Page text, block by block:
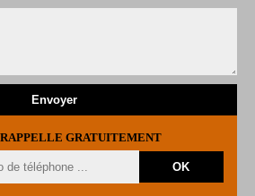
RAPPELLE GRATUITEMENT